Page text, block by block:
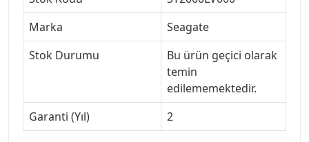
Marka
Seagate
Stok Durumu
Bu ürün geçici olarak
temin
edilememektedir.
Garanti (Yıl)
2